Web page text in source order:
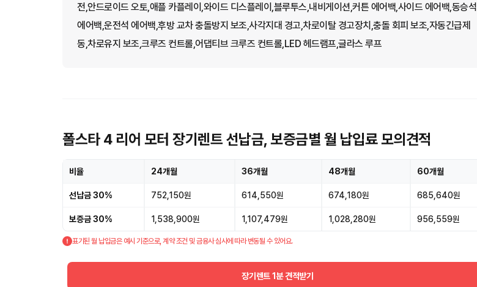
전,안드로이드 오토,애플 카플레이,와이드 디스플레이,블루투스,내비게이션,커튼 에어백,사이드 에어백,동승석
에어백,운전석 에어백,후방 교차 충돌방지 보조,사각지대 경고,차로이탈 경고장치,충돌 회피 보조,자동긴급제
동,차로유지 보조,크루즈 컨트롤,어댑티브 크루즈 컨트롤,LED 헤드램프,글라스 루프
폴스타 4 리어 모터 장기렌트 선납금, 보증금별 월 납입료 모의견적
비율 24개월 36개월 48개월 60개월
선납금 30% 752,150원 614,550원 674,180원 685,640원
보증금 30% 1,538,900원 1,107,479원 1,028,280원 956,559원
표기된 월 납입금은 예시 기준으로, 계약 조건 및 금융사 심사에 따라 변동될 수 있어요.
장기렌트 1분 견적받기